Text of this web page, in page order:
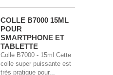
COLLE B7000 15ML
POUR
SMARTPHONE ET
TABLETTE
Colle B7000 - 15ml Cette
colle super puissante est
très pratique pour...